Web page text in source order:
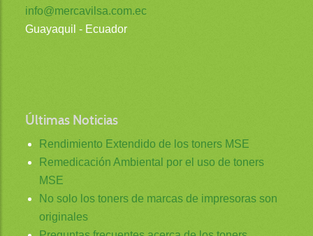
info@mercavilsa.com.ec
Guayaquil - Ecuador
Últimas Noticias
Rendimiento Extendido de los toners MSE
Remedicación Ambiental por el uso de toners
MSE
No solo los toners de marcas de impresoras son
originales